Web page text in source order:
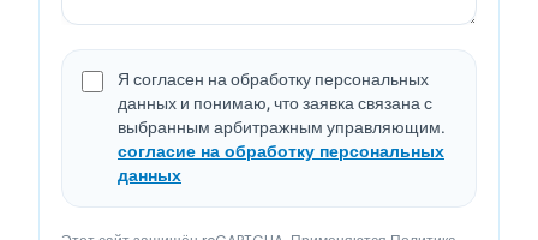
Я согласен на обработку персональных
данных и понимаю, что заявка связана с
выбранным арбитражным управляющим.
согласие на обработку персональных
данных